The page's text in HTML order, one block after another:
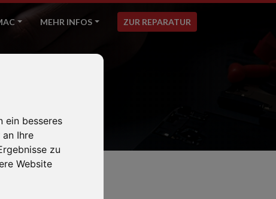
ein besseres
Ihre
zu
Website
MEHR INFOS ZUR REPARATUR